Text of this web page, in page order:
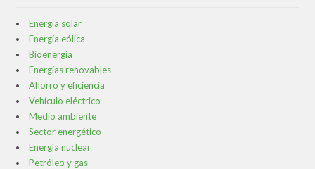
Energía solar
Energía eólica
Bioenergía
Energías renovables
Ahorro y eficiencia
Vehículo eléctrico
Medio ambiente
Sector energético
Energía nuclear
Petróleo y gas